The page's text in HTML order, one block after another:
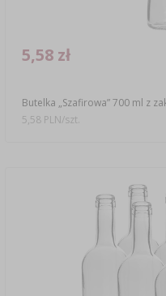
Butelka „Szafirowa” 700 ml z
5,58 zł
5,58 PLN/szt.